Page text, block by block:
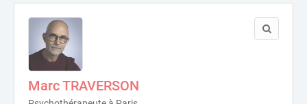
Marc TRAVERSON